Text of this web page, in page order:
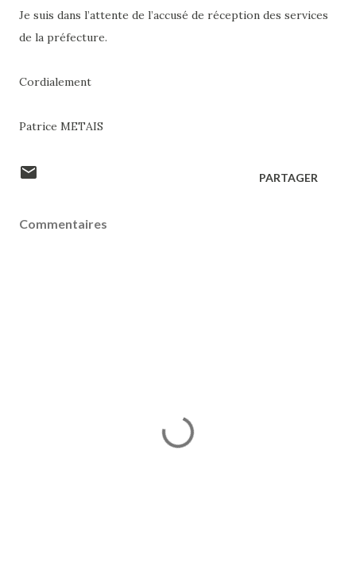
Je suis dans l’attente de l’accusé de réception des services
de la préfecture.
Cordialement
Patrice METAIS
PARTAGER
Commentaires